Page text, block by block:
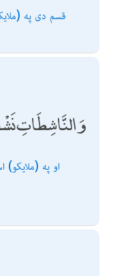
قسم دى په
وَالنَّاشِطَاتِ
او په (ملايكو)